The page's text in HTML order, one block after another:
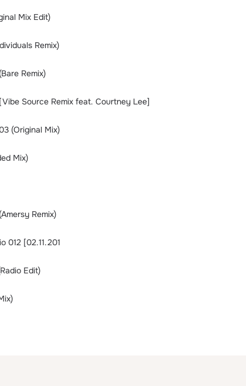
Mix Edit)
Remix)
Remix)
Source Remix feat. Courtney Lee]
(Original Mix)
Mix)
Remix)
012 [02.11.201
Edit)